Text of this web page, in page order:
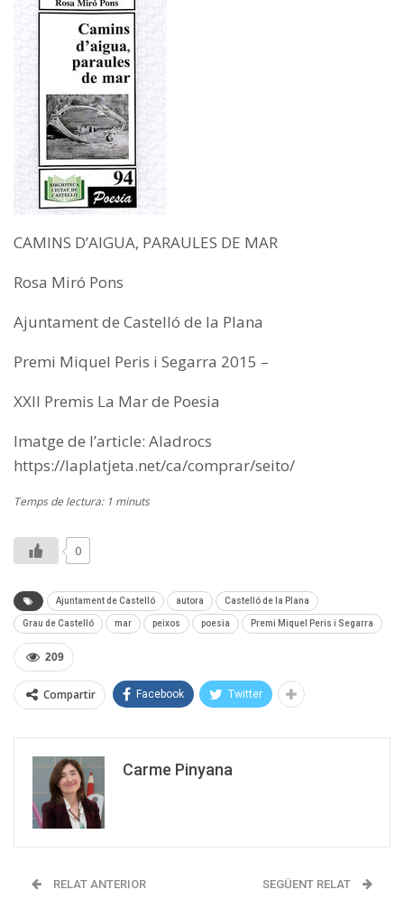
CAMINS D’AIGUA, PARAULES DE MAR
Rosa Miró Pons
Ajuntament de Castelló de la Plana
Premi Miquel Peris i Segarra 2015 –
XXII Premis La Mar de Poesia
Imatge de l’article: Aladrocs
https://laplatjeta.net/ca/comprar/seito/
Temps de lectura: 1 minuts
0
Ajuntament de Castelló autora Castelló de la Plana
Grau de Castelló mar peixos poesia Premi Miquel Peris i Segarra
209
Compartir Facebook Twitter
Carme Pinyana
RELAT ANTERIOR SEGÜENT RELAT